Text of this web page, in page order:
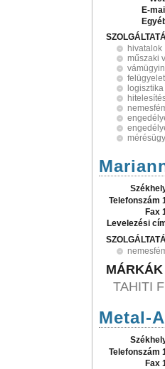
E-
hivatalok
műszaki
felügyelet
logisztika
Telefonszám
Fax
Levelezési
MÁRKÁK
TAHITI
Metal-
Telefonszám
Fax